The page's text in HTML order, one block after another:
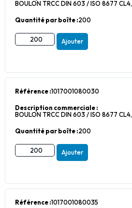
BOULON TRCC DIN 603 / ISO 8677
Quantité par boîte :200
Ajouter
Référence :1017001080030
Description commerciale :
BOULON TRCC DIN 603 / ISO 8677
Quantité par boîte :200
Ajouter
Référence :1017001080035